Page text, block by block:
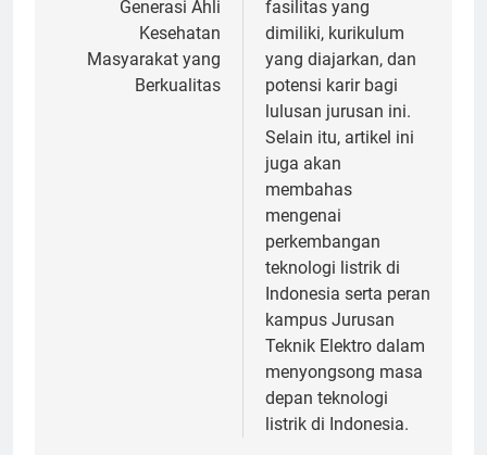
Generasi Ahli
Kesehatan
Masyarakat yang
Berkualitas
fasilitas yang
dimiliki, kurikulum
yang diajarkan, dan
potensi karir bagi
lulusan jurusan ini.
Selain itu, artikel ini
juga akan
membahas
mengenai
perkembangan
teknologi listrik di
Indonesia serta peran
kampus Jurusan
Teknik Elektro dalam
menyongsong masa
depan teknologi
listrik di Indonesia.